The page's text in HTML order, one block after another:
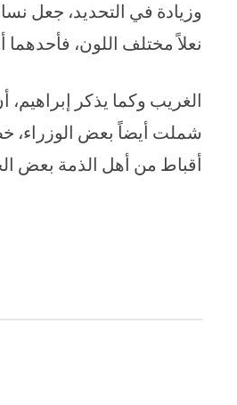
وزيادة في التحديد، جعل
نعلاً مختلف اللون، فأحدهما
الغريب وكما يذكر إبراهيم،
شملت أيضاً بعض الوزراء،
أقباط من أهل الذمة بعض